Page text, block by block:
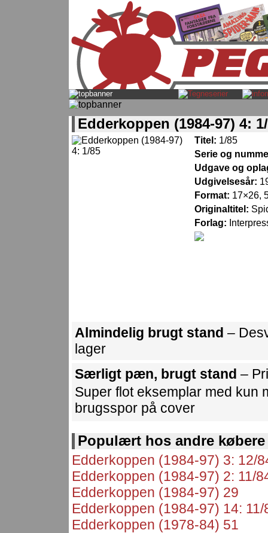
Edderkoppen (1984-97) 4:
Titel: 1/85
Serie og
Udgave og
Udgivelsesår:
Format: 17×26,
Originaltitel:
Forlag:
Almindelig brugt stand –
lager
Særligt pæn, brugt stand –
Super flot eksemplar med kun
brugsspor på cover
Populært hos andre købere
Edderkoppen (1984-97) 3: 12/
Edderkoppen (1984-97) 2: 11/
Edderkoppen (1984-97) 29
Edderkoppen (1984-97) 14: 11/
Edderkoppen (1978-84) 51